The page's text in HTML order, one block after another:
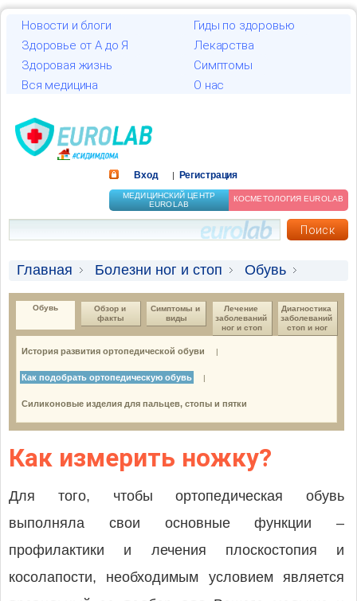
Новости и блоги
Гиды по здоровью
Здоровье от А до Я
Лекарства
Здоровая жизнь
Симптомы
Вся медицина
О нас
Вход Регистрация
МЕДИЦИНСКИЙ ЦЕНТР
EUROLAB
КОСМЕТОЛОГИЯ EUROLAB
Главная Болезни ног и стоп
Обувь
Как подобрать ортопедическую обувь
Обувь
Обзор и
факты
Симптомы и
виды
Лечение
заболеваний
ног и стоп
Диагностика
заболеваний
стоп и ног
История развития ортопедической обуви
Как подобрать ортопедическую обувь
Силиконовые изделия для пальцев, стопы и пятки
Как измерить ножку?
Для того, чтобы ортопедическая обувь
выполняла свои основные функции –
профилактики и лечения плоскостопия и
косолапости, необходимым условием является